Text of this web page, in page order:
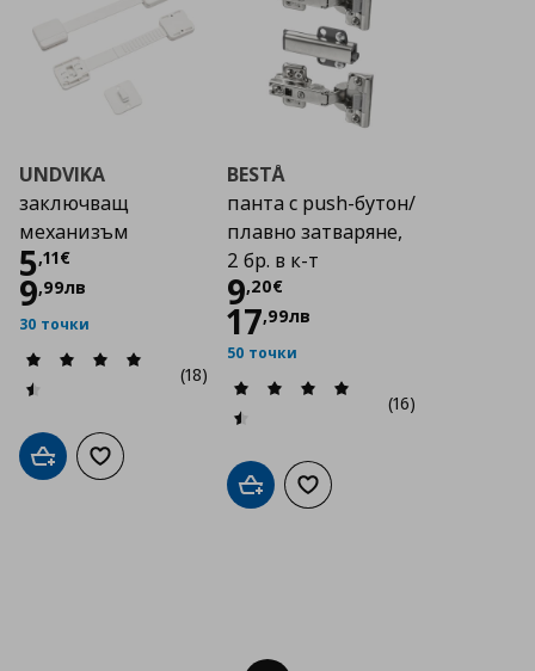
UNDVIKA
заключващ
механизъм
5,11€
Цена
9,99лв
30 точки
(18)
Добави в кошницата
Добави към списъка с любими
BESTÅ
панта с push-бутон/
плавно затваряне,
2 бр. в к-т
9,20€
Цена
17,99лв
50 точки
(16)
Добави в кошницата
Добави към списъка с